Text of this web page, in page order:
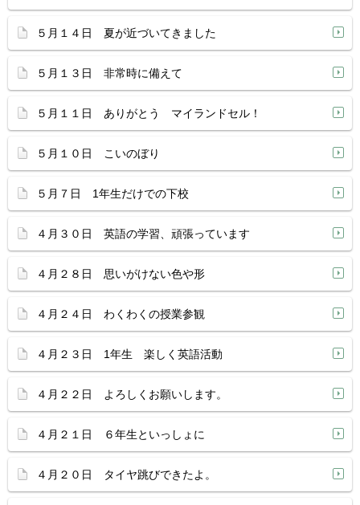
５月１４日 夏が近づいてきました
５月１３日 非常時に備えて
５月１１日 ありがとう マイランドセル！
５月１０日 こいのぼり
５月７日 1年生だけでの下校
４月３０日 英語の学習、頑張っています
４月２８日 思いがけない色や形
４月２４日 わくわくの授業参観
４月２３日 1年生 楽しく英語活動
４月２２日 よろしくお願いします。
４月２１日 ６年生といっしょに
４月２０日 タイヤ跳びできたよ。